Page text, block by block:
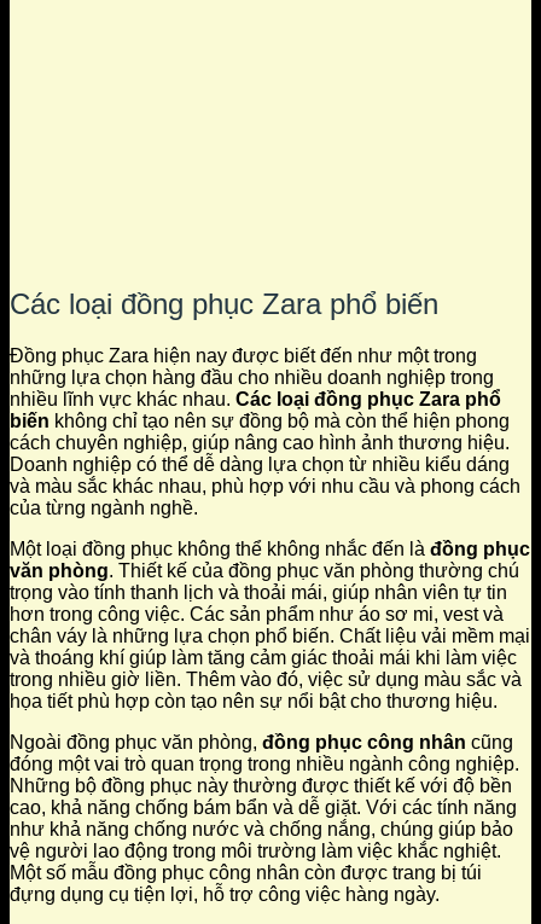
Các loại đồng phục Zara phổ biến
Đồng phục Zara hiện nay được biết đến như một trong
những lựa chọn hàng đầu cho nhiều doanh nghiệp trong
nhiều lĩnh vực khác nhau. Các loại đồng phục Zara phổ
biến không chỉ tạo nên sự đồng bộ mà còn thể hiện phong
cách chuyên nghiệp, giúp nâng cao hình ảnh thương hiệu.
Doanh nghiệp có thể dễ dàng lựa chọn từ nhiều kiểu dáng
và màu sắc khác nhau, phù hợp với nhu cầu và phong cách
của từng ngành nghề.
Một loại đồng phục không thể không nhắc đến là đồng phục
văn phòng. Thiết kế của đồng phục văn phòng thường chú
trọng vào tính thanh lịch và thoải mái, giúp nhân viên tự tin
hơn trong công việc. Các sản phẩm như áo sơ mi, vest và
chân váy là những lựa chọn phổ biến. Chất liệu vải mềm mại
và thoáng khí giúp làm tăng cảm giác thoải mái khi làm việc
trong nhiều giờ liền. Thêm vào đó, việc sử dụng màu sắc và
họa tiết phù hợp còn tạo nên sự nổi bật cho thương hiệu.
Ngoài đồng phục văn phòng, đồng phục công nhân cũng
đóng một vai trò quan trọng trong nhiều ngành công nghiệp.
Những bộ đồng phục này thường được thiết kế với độ bền
cao, khả năng chống bám bẩn và dễ giặt. Với các tính năng
như khả năng chống nước và chống nắng, chúng giúp bảo
vệ người lao động trong môi trường làm việc khắc nghiệt.
Một số mẫu đồng phục công nhân còn được trang bị túi
đựng dụng cụ tiện lợi, hỗ trợ công việc hàng ngày.